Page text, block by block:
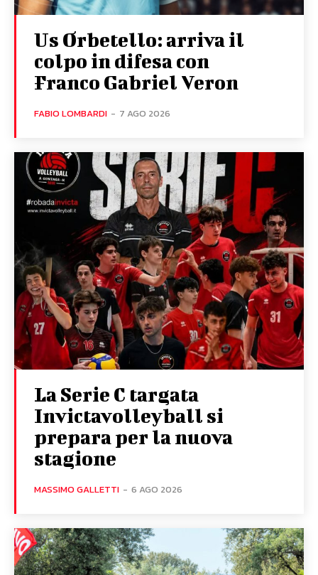
Us Orbetello: arriva il
colpo in difesa con
Franco Gabriel Veron
FABIO LOMBARDI - 7 AGO 2026
La Serie C targata
Invictavolleyball si
prepara per la nuova
stagione
MASSIMO GALLETTI - 6 AGO 2026